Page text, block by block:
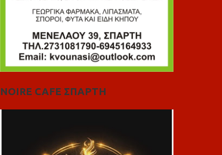
NOIRE CAFE ΣΠΑΡΤΗ